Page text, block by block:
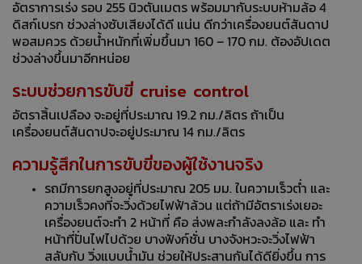
อัตราการเร่ง รอบ 255 นิวตันเมตร พร้อมมากับระบบห้ามล้อ 4
ดิสก์เบรก ช่วงล่างซับเสียงได้ดี แน่น ดีกว่าเครื่องยนต์สันดาป
พอสมควร ด้วยน้ำหนักที่เพิ่มขึ้นมา 160 – 170 กม. ต้องอัปเดต
ช่วงล่างขึ้นมาอีกหน่อย
ระบบช่วยการขับขี่ cruise control
อัตราสิ้นเปลือง จะอยู่ที่ประมาณ 19.2 กม./ลิตร ถ้าเป็น
เครื่องยนต์สันดาปจะอยู่ประมาณ 14 กม./ลิตร
ความรู้สึกในการขับขี่ของผู้ใช้งานจริง
รถมีการยกสูงอยู่ที่ประมาณ 205 มม. ในความเร็วต่ำ และ
ความเร็วคงที่จะวิ่งด้วยไฟฟ้าล้วน แต่ถ้ามีอัตราเร่งเยอะ
เครื่องยนต์จะทํา 2 หน้าที่ คือ ส่งพละกําลังลงล้อ และ ทํา
หน้าที่ปั่นไฟไปด้วย บางฟังก์ชั่น บางจังหวะจะวิ่งไฟฟ้า
สลับกับ วิ่งแบบน้ำมัน ช่วยให้ประสานกันได้ดียิ่งขึ้น การ